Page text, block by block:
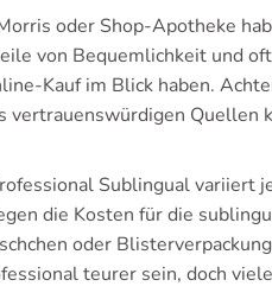
oder Shop-Apotheke
von Bequemlichkeit und
Kauf im Blick haben.
vertrauenswürdigen
Sublingual variiert
die Kosten für die
oder
teurer sein, doch